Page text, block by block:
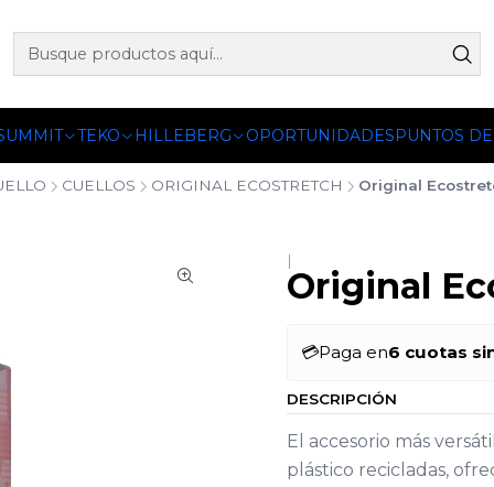
TEKO HILLEBERG OPORTUNIDADESPUNTOS
CUELLOS ORIGINAL ECOSTRETCH Original
|
Original
💳Paga en6 cuotas
DESCRIPCIÓN
El accesorio más
plástico recicladas,